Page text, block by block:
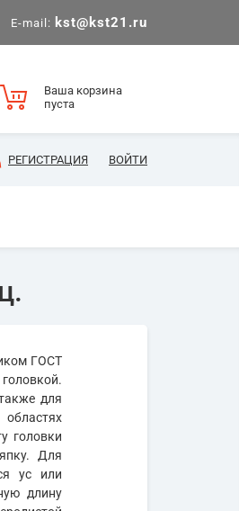
E-mail: kst@kst21.ru
Ваша корзина
пуста
РЕГИСТРАЦИЯ ВОЙТИ
ГОСТ
для
головки
Для
ус или
длину